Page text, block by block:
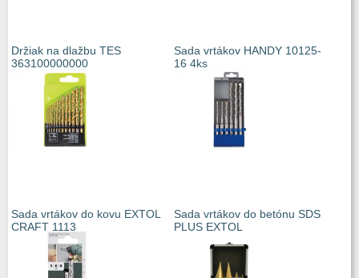
Držiak na dlažbu TES
363100000000
Sada vrtákov HANDY 10125-
16 4ks
Sada vrtákov do kovu EXTOL
CRAFT 1113
Sada vrtákov do betónu SDS
PLUS EXTOL